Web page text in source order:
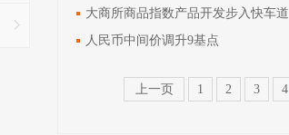
大商所商品指数产品开发步入快车道
人民币中间价调升9基点
上一页 1 2 3 4